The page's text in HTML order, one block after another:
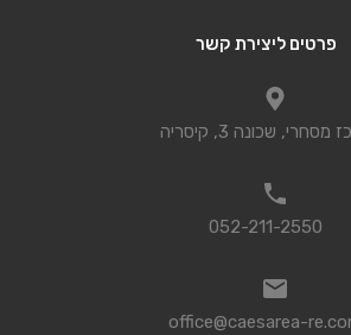
פרטים ליצירת קשר
מסחרי, שכונה 3, קיסריה
052-211-2550
office@caesarea-